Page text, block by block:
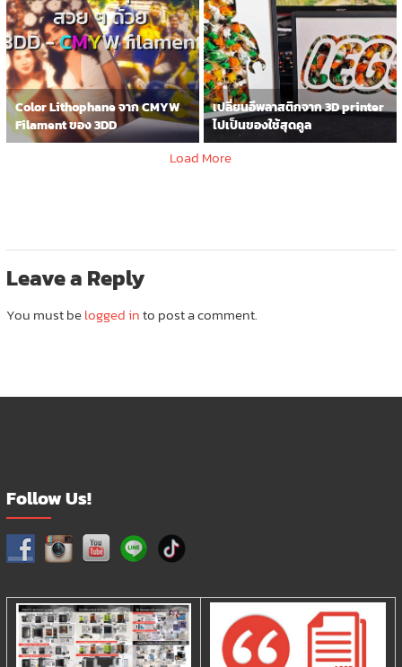
Color Lithophane จาก CMYW
Filament ของ 3DD
เปลี่ยนอึพลาสติกจาก 3D printer
ไปเป็นของใช้สุดคูล
Load More
Leave a Reply
You must belogged into post a comment.
Follow Us!